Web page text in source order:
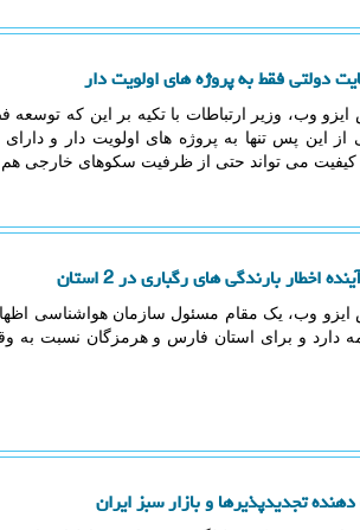
دولتی فقط به پروژه های اولویت دار
وب، وزیر ارتباطات با تکیه بر این که توسعه
از این پس تنها به پروژه های اولویت دار و
کیفیت می تواند حتی از ظرفیت سکوهای خارجی هم
دارد و برای استان فارس و هرمزگان نسبت به